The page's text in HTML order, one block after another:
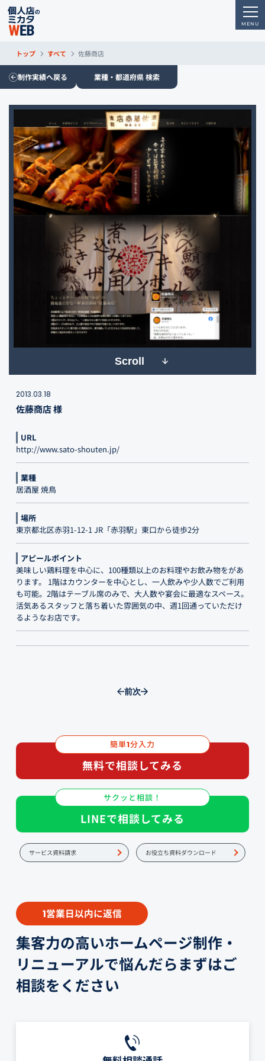
トップ すべて 佐藤商店
制作実績へ戻る 業種・都道府県 検索
Scroll
2013.03.18
佐藤商店 様
URL
http://www.sato-shouten.jp/
業種
居酒屋 焼鳥
場所
東京都北区赤羽1-12-1 JR「赤羽駅」東口から徒歩2分
アピールポイント
美味しい鶏料理を中心に、100種類以上のお料理やお飲み物をがあ
ります。 1階はカウンターを中心とし、一人飲みや少人数でご利用
も可能。2階はテーブル席のみで、大人数や宴会に最適なスペース。
活気あるスタッフと落ち着いた雰囲気の中、週1回通っていただけ
るようなお店です。
前次
簡単1分入力
無料で相談してみる
サクッと相談！
LINEで相談してみる
サービス資料請求 お役立ち資料ダウンロード
1営業日以内に返信
集客力の高いホームページ制作・
リニューアルで悩んだらまずはご
相談をください